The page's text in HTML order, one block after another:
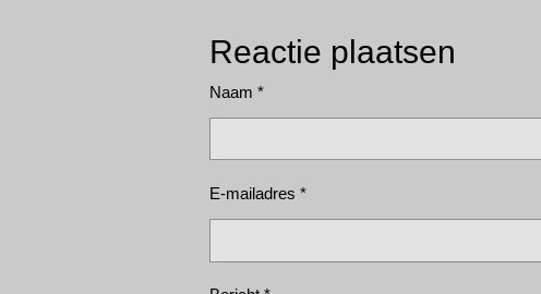
Reactie plaatsen
Naam *
E-mailadres *